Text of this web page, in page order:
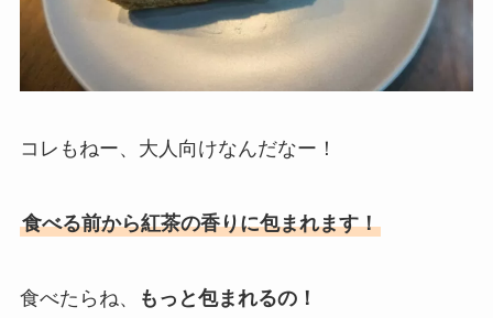
コレもねー、大人向けなんだなー！
食べる前から紅茶の香りに包まれます！
食べたらね、 もっと包まれるの！